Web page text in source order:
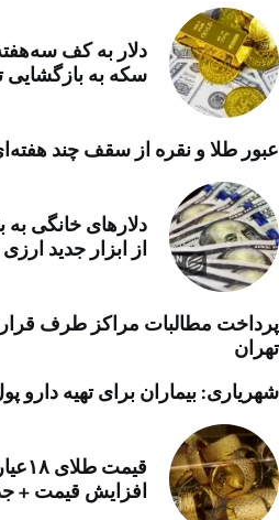
دلار به کف
سکه به بازگشایی
عبور طلا و نقره از سقف چند
دلارهای خانگی
از ابزار جدید
پرداخت مطالبات مراکز طرف
تهران
شهریاری: بیماران برای تهیه دارو
افزایش قیمت +